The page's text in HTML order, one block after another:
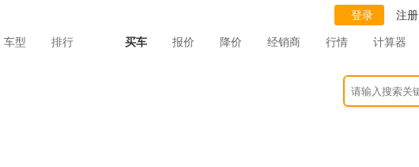
登录 注册
车型 排行 买车 报价 降价 经销商 行情 计算器